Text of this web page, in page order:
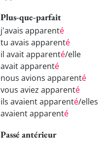
Plus-que-parfait
j'avais apparenté
tu avais apparenté
il avait apparenté/elle
avait apparenté
nous avions apparenté
vous aviez apparenté
ils avaient apparenté/elles
avaient apparenté
Passé antérieur